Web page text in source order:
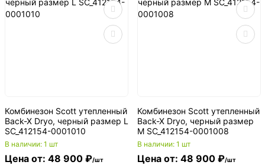
Комбинезон Scott утепленный
Back-X Dryo, черный размер L
SC_412154-0001010
В наличии: 1 шт
Цена от: 48 900 ₽/шт
Комбинезон Scott утепленный
Back-X Dryo, черный размер
M SC_412154-0001008
В наличии: 1 шт
Цена от: 48 900 ₽/шт